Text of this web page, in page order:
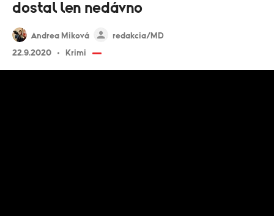
Andrea Miková
redakcia/MD
22.9.2020
Krimi
dostal len nedávno